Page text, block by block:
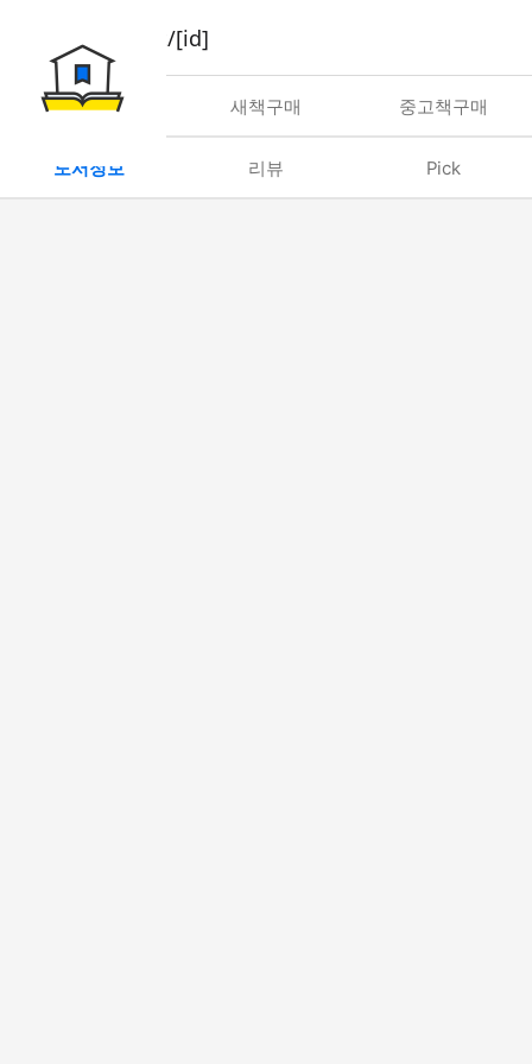
book/rent/[id]
대여 새책구매 중고책구매
도서정보 리뷰 Pick